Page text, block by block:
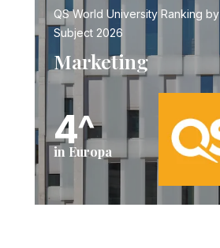
QS World University Ranking by
Subject 2026
Marketing
4^
in Europa